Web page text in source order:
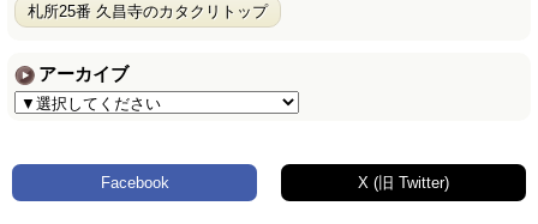
札所25番 久昌寺のカタクリトップ
アーカイブ
Facebook X (旧 Twitter)